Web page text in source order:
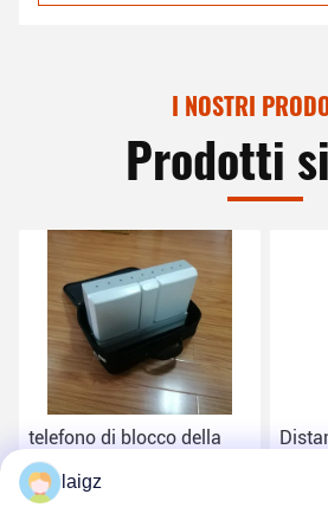
I NOSTRI
Prodotti
telefono di blocco della
gamma di 5-30m che
inceppa dispositivo,
laigz